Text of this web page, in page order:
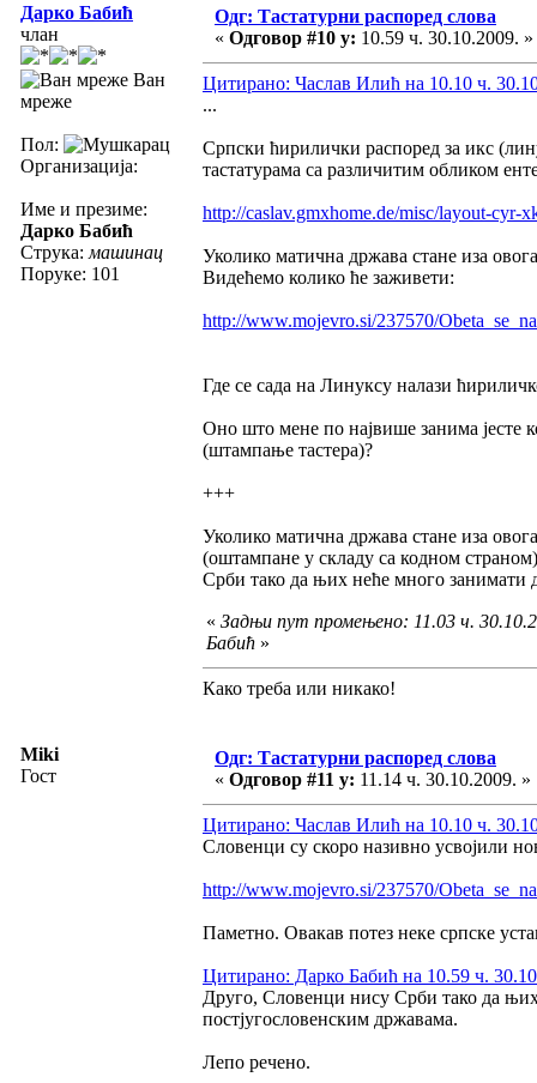
Дарко Бабић
члан
Ван
мреже
Пол:
Организација:
Име и презиме:
Дарко Бабић
Струка: машинац
Поруке: 101
Одг: Тастатурни распоред слова
« Одговор #10 у: 10.59 ч. 30.10.2009. »
Цитирано: Часлав Илић на 10.10 ч.
...
Српски ћирилички распоред за икс
тастатурама са различитим обликом
http://caslav.gmxhome.de/misc/layout-cyr-
Уколико матична држава стане иза
Видећемо колико ће заживети:
http://www.mojevro.si/237570/
Где се сада на Линуксу налази
Оно што мене по највише занима јесте
(штампање тастера)?
+++
Уколико матична држава стане иза
(оштампане у складу са кодном
Срби тако да њих неће много занимати
« Задњи пут промењено: 11.03 ч.
Бабић »
Како треба или никако!
Miki
Гост
Одг: Тастатурни распоред слова
« Одговор #11 у: 11.14 ч. 30.10.2009. »
Цитирано: Часлав Илић на 10.10 ч.
Словенци су скоро називно усвојили
http://www.mojevro.si/237570/
Паметно. Овакав потез неке српске
Цитирано: Дарко Бабић на 10.59 ч.
Друго, Словенци нису Срби тако да
постјугословенским државама.
Лепо речено.